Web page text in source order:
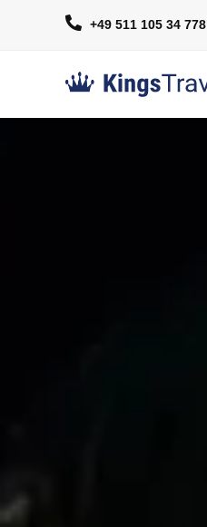
+49 511 105 34 778